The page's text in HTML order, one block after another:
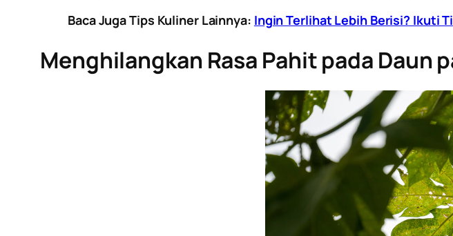
Baca Juga Tips Kuliner Lainnya: Ingin Terlihat Lebih Berisi? Ikuti
Menghilangkan Rasa Pahit pada Daun